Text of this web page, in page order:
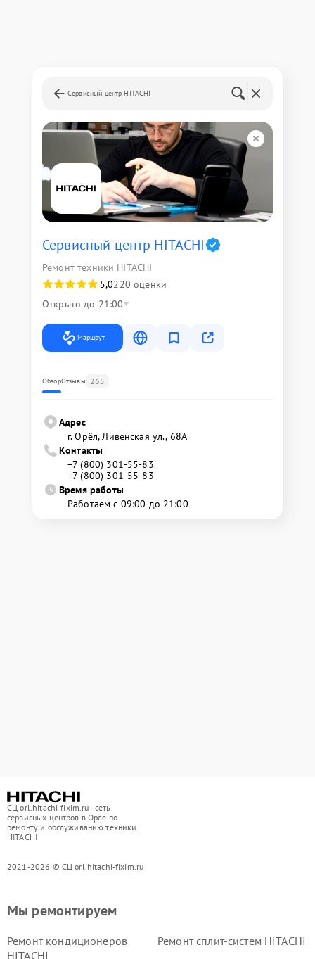
Сервисный центр HITACHI
Сервисный центр HITACHI
Ремонт техники HITACHI
5,0220 оценки
Открыто до 21:00
Маршрут
ОбзорОтзывы 265
Адрес
г. Орёл, Ливенская ул., 68А
Контакты
+7 (800) 301-55-83
+7 (800) 301-55-83
Время работы
Работаем с 09:00 до 21:00
СЦ orl.hitachi-fixim.ru - сеть
сервисных центров в Орле по
ремонту и обслуживанию техники
HITACHI
2021-2026 © СЦ orl.hitachi-fixim.ru
Мы ремонтируем
Ремонт кондиционеров
HITACHI
Ремонт сплит-систем HITACHI